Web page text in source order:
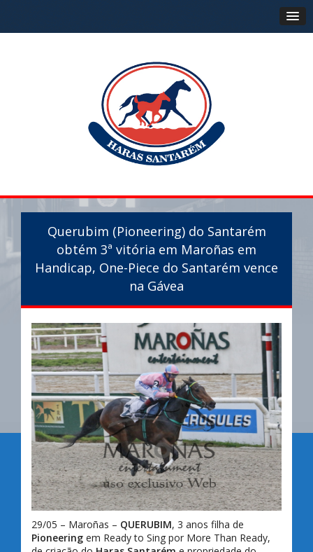
Querubim (Pioneering) do Santarém
obtém 3ª vitória em Maroñas em
Handicap, One-Piece do Santarém vence
na Gávea
29/05 – Maroñas – QUERUBIM, 3 anos filha de
Pioneering em Ready to Sing por More Than Ready,